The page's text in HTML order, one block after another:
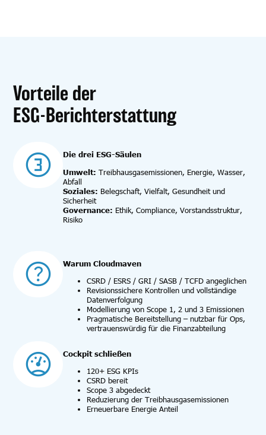
Vorteile der
ESG-Berichterstattung
Die drei ESG-Säulen
Umwelt: Treibhausgasemissionen, Energie, Wasser,
Abfall
Soziales: Belegschaft, Vielfalt, Gesundheit und
Sicherheit
Governance: Ethik, Compliance, Vorstandsstruktur,
Risiko
Warum Cloudmaven
CSRD / ESRS / GRI / SASB / TCFD angeglichen
Revisionssichere Kontrollen und vollständige
Datenverfolgung
Modellierung von Scope 1, 2 und 3 Emissionen
Pragmatische Bereitstellung – nutzbar für Ops,
vertrauenswürdig für die Finanzabteilung
Cockpit schließen
120+ ESG KPIs
CSRD bereit
Scope 3 abgedeckt
Reduzierung der Treibhausgasemissionen
Erneuerbare Energie Anteil